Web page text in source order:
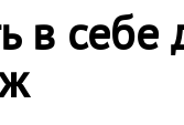
в себе